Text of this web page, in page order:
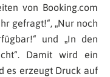
von Booking.com
gefragt!“, „Nur noch
und „In den
Damit wird ein
es erzeugt Druck auf